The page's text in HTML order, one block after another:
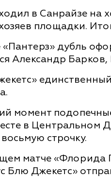
в Санрайзе на
площадки.
«Пантерз» дубль
Александр
момент
в Центральном
строчку.
матче «Флорида
Блю Джекетс»